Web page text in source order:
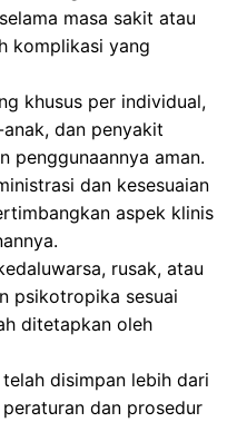
masa sakit atau
komplikasi yang
khusus per individual,
dan penyakit
penggunaannya aman.
dan kesesuaian
aspek klinis
rusak, atau
psikotropika sesuai
ditetapkan oleh
disimpan lebih dari
dan prosedur